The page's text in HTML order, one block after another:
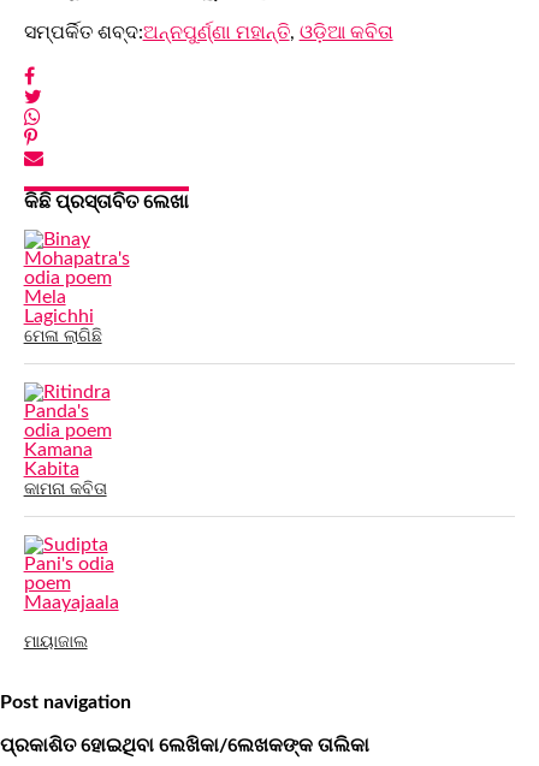
ସମ୍ପର୍କିତ ଶବ୍ଦ:ଅନ୍ନପୁର୍ଣ୍ଣା ମହାନ୍ତି, ଓଡ଼ିଆ କବିତା
କିଛି ପ୍ରସ୍ତାବିତ ଲେଖା
ମେଳା ଲାଗିଛି
କାମନା କବିତା
ମାୟାଜାଲ
Post navigation
ପ୍ରକାଶିତ ହୋଇଥିବା ଲେଖିକା/ଲେଖକଙ୍କ ତାଲିକା